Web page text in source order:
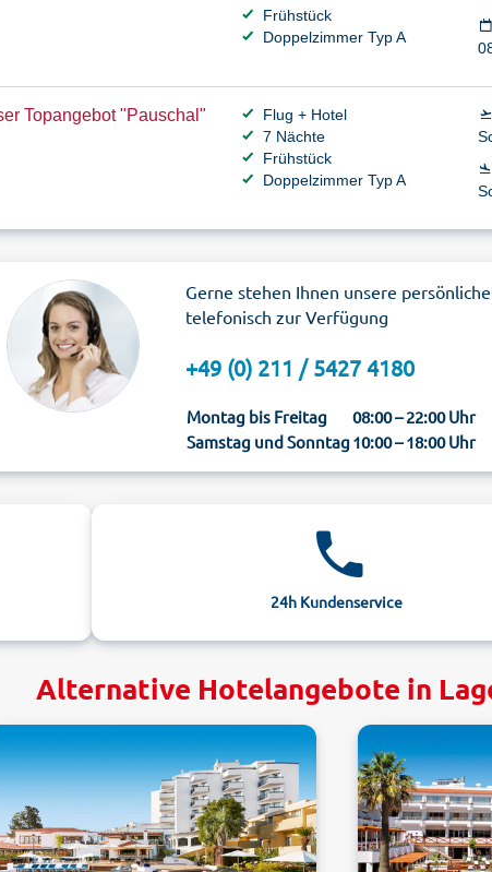
Frühstück
Doppelzimmer Typ A
Topangebot "Pauschal"
Flug + Hotel
7 Nächte
Frühstück
Doppelzimmer Typ A
Gerne stehen Ihnen unsere
telefonisch zur Verfügung
+49 (0) 211 / 5427 4180
Montag bis Freitag
08:00 – 22:00 Uhr
Samstag und Sonntag10:00 – 18:00 Uhr
24h Kundenservice
Alternative Hotelangebote in